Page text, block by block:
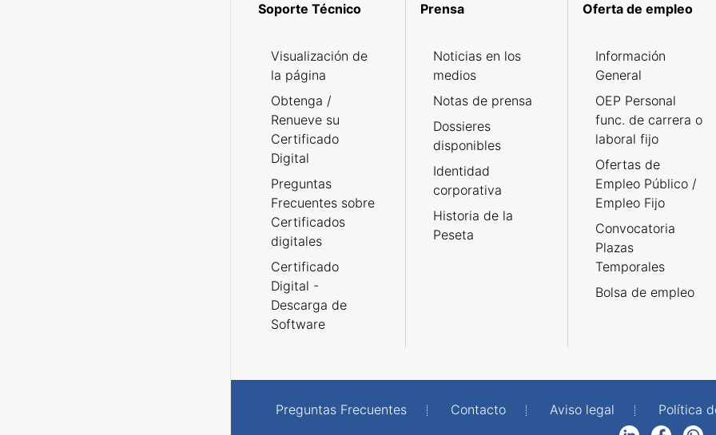
Soporte Técnico
Visualización de
la página
Obtenga /
Renueve su
Certificado
Digital
Preguntas
Frecuentes sobre
Certificados
digitales
Certificado
Digital -
Descarga de
Software
Prensa
Noticias en los
medios
Notas de prensa
Dossieres
disponibles
Identidad
corporativa
Historia de la
Peseta
Oferta de empleo
Información
General
OEP Personal
func. de carrera o
laboral fijo
Ofertas de
Empleo Público /
Empleo Fijo
Convocatoria
Plazas
Temporales
Bolsa de empleo
Preguntas Frecuentes Contacto Aviso legal Política